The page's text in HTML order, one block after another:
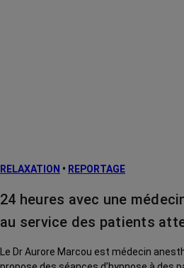
RELAXATION • REPORTAGE
24 heures avec une
au service des patients
Le Dr Aurore Marcou est médecin